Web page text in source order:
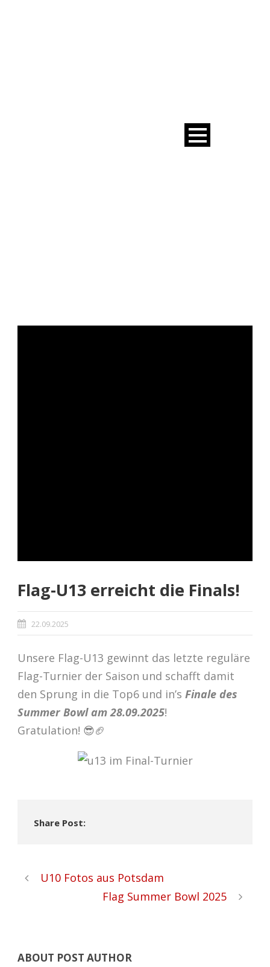
Flag-U13 erreicht die Finals!
22.09.2025
Unsere Flag-U13 gewinnt das letzte reguläre
Flag-Turnier der Saison und schafft damit
den Sprung in die Top6 und in’s Finale des
Summer Bowl am 28.09.2025!
Gratulation! 😎🏈
Share Post:
U10 Fotos aus Potsdam
Flag Summer Bowl 2025
ABOUT POST AUTHOR